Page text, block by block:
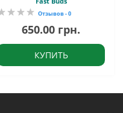
Отзывов - 0
650.00 грн.
КУПИТЬ